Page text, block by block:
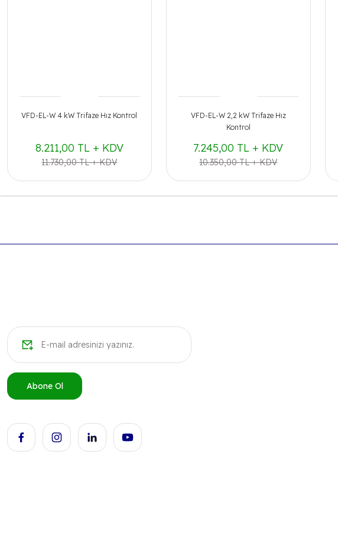
VFD-EL-W 4 kW Trifaze Hız Kontrol
8.211,00 TL + KDV
11.730,00 TL + KDV
VFD-EL-W 2,2 kW Trifaze Hız
Kontrol
7.245,00 TL + KDV
10.350,00 TL + KDV
Abone Ol